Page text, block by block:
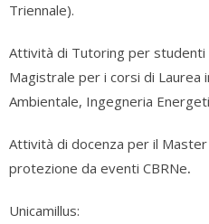
Triennale).
Attività di Tutoring per studenti
Magistrale per i corsi di Laurea
Ambientale, Ingegneria
Attività di docenza per il
protezione da eventi CBRNe.
Unicamillus: